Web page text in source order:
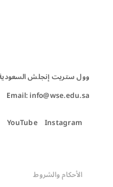
Email: info@wse.edu.sa
Instagram
YouTube
الأحكام والشروط